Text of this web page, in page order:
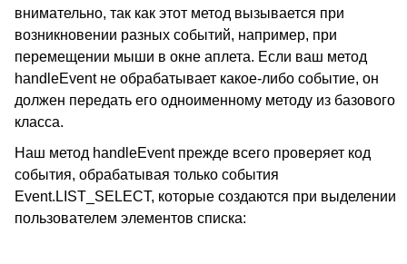
внимательно, так как этот метод вызывается при
возникновении разных событий, например, при
перемещении мыши в окне аплета. Если ваш метод
handleEvent не обрабатывает какое-либо событие, он
должен передать его одноименному методу из базового
класса.
Наш метод handleEvent прежде всего проверяет код
события, обрабатывая только события
Event.LIST_SELECT, которые создаются при выделении
пользователем элементов списка: